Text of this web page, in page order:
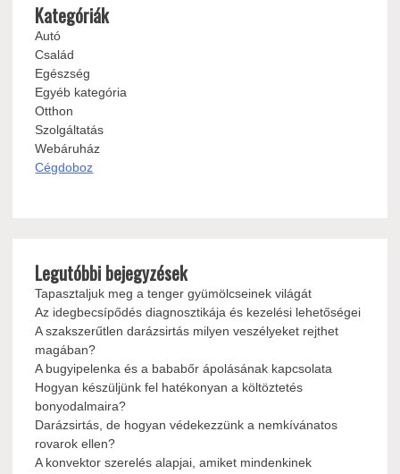
Kategóriák
Autó
Család
Egészség
Egyéb kategória
Otthon
Szolgáltatás
Webáruház
Cégdoboz
Legutóbbi bejegyzések
Tapasztaljuk meg a tenger gyümölcseinek világát
Az idegbecsípődés diagnosztikája és kezelési lehetőségei
A szakszerűtlen darázsirtás milyen veszélyeket rejthet
magában?
A bugyipelenka és a bababőr ápolásának kapcsolata
Hogyan készüljünk fel hatékonyan a költöztetés
bonyodalmaira?
Darázsirtás, de hogyan védekezzünk a nemkívánatos
rovarok ellen?
A konvektor szerelés alapjai, amiket mindenkinek